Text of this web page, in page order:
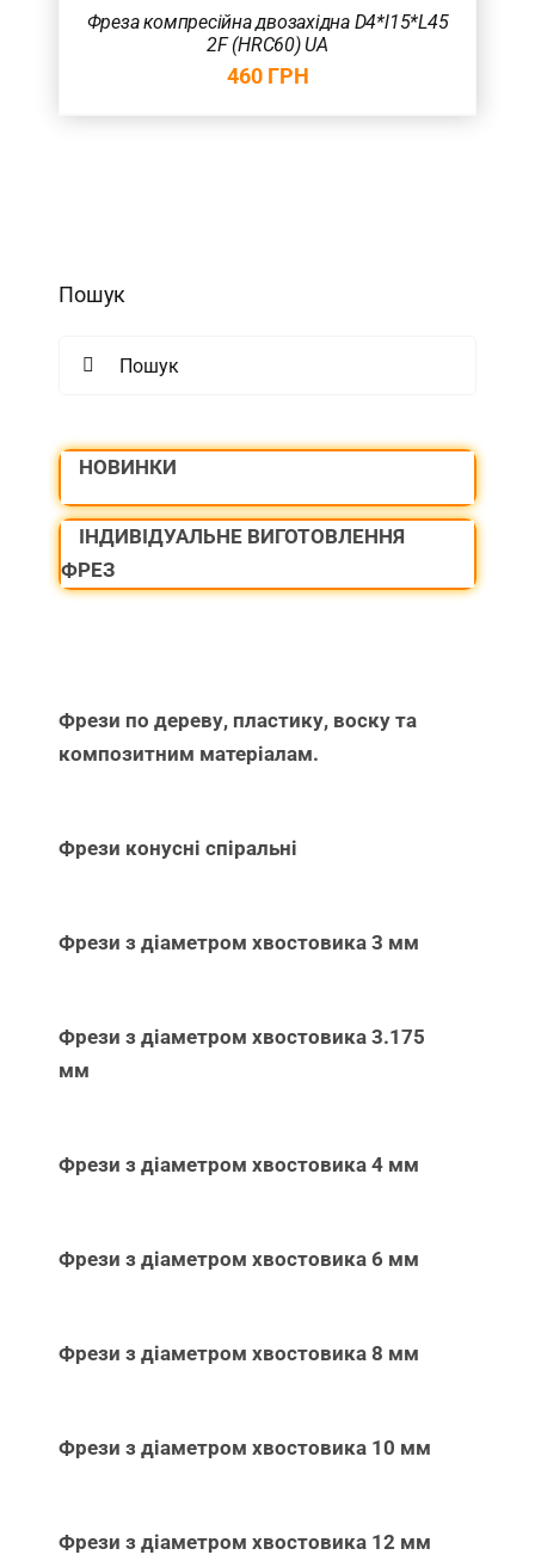
Фреза компресійна двозахідна D4*l15*L45
2F (HRC60) UA
460 ГРН
Пошук
НОВИНКИ
ІНДИВІДУАЛЬНЕ ВИГОТОВЛЕННЯ
ФРЕЗ
Фрези по дереву, пластику, воску та
композитним матеріалам.
Фрези конусні спіральні
Фрези з діаметром хвостовика 3 мм
Фрези з діаметром хвостовика 3.175
мм
Фрези з діаметром хвостовика 4 мм
Фрези з діаметром хвостовика 6 мм
Фрези з діаметром хвостовика 8 мм
Фрези з діаметром хвостовика 10 мм
Фрези з діаметром хвостовика 12 мм